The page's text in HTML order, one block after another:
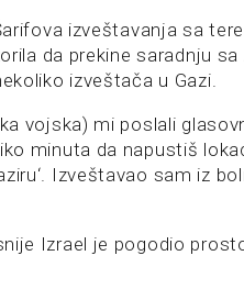
izveštavanja sa
da prekine saradnju
izveštača u Gazi.
vojska) mi poslali
minuta da napustiš
Izveštavao sam iz
Izrael je pogodio